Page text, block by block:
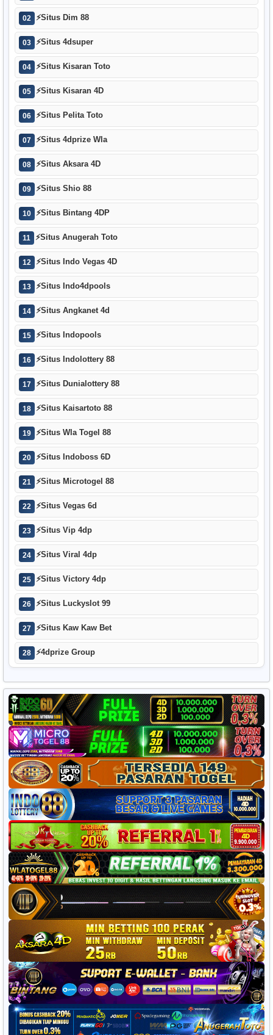
02 ⚡Situs Dim 88
03 ⚡Situs 4dsuper
04 ⚡Situs Kisaran Toto
05 ⚡Situs Kisaran 4D
06 ⚡Situs Pelita Toto
07 ⚡Situs 4dprize Wla
08 ⚡Situs Aksara 4D
09 ⚡Situs Shio 88
10 ⚡Situs Bintang 4DP
11 ⚡Situs Anugerah Toto
12 ⚡Situs Indo Vegas 4D
13 ⚡Situs Indo4dpools
14 ⚡Situs Angkanet 4d
15 ⚡Situs Indopools
16 ⚡Situs Indolottery 88
17 ⚡Situs Dunialottery 88
18 ⚡Situs Kaisartoto 88
19 ⚡Situs Wla Togel 88
20 ⚡Situs Indoboss 6D
21 ⚡Situs Microtogel 88
22 ⚡Situs Vegas 6d
23 ⚡Situs Vip 4dp
24 ⚡Situs Viral 4dp
25 ⚡Situs Victory 4dp
26 ⚡Situs Luckyslot 99
27 ⚡Situs Kaw Kaw Bet
28 ⚡4dprize Group